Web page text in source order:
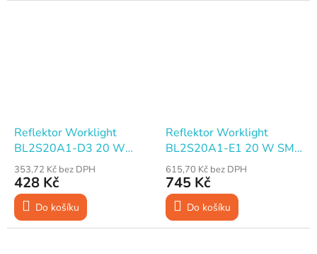
Reflektor Worklight
BL2S20A1-D3 20 W
SMD LED 1600 lm, IP65,
kabel 1,8 m
353,72 Kč bez DPH
428 Kč
Do košíku
Reflektor Worklight
BL2S20A1-E1 20 W SMD
LED 1600 lm, IP65, kabel
2,5 m, stativ
615,70 Kč bez DPH
745 Kč
Do košíku